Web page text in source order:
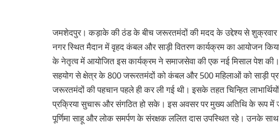
जमशेदपुर। कड़ाके की ठंड के बीच जरूरतमंदों की मदद के उद्देश्य से शुक्रवार
नगर स्थित मैदान में वृहद कंबल और साड़ी वितरण कार्यक्रम का आयोजन
के नेतृत्व में आयोजित इस कार्यक्रम ने समाजसेवा की एक नई मिसाल पेश की।
सहयोग से क्षेत्र के 800 जरूरतमंदों को कंबल और 500 महिलाओं को साड़ी
जरूरतमंदों की पहचान पहले ही कर ली गई थी। इसके तहत चिन्हित
प्रक्रिया सुचारू और संगठित हो सके। इस अवसर पर मुख्य अतिथि के रूप में
पूर्णिमा साहू और लोक समर्पण के संरक्षक ललित दास उपस्थित रहे। उनके